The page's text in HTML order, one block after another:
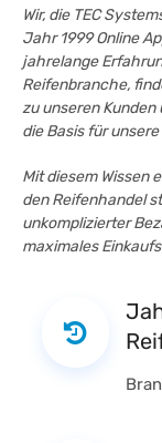
Wir, die TEC
Jahr 1999 Online
jahrelange
Reifenbranche,
zu unseren
die Basis für
Mit diesem Wissen
den Reifenhandel
unkomplizierter
maximales